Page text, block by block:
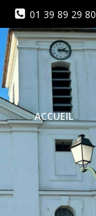
01 39 89 29 80
ACCUEIL